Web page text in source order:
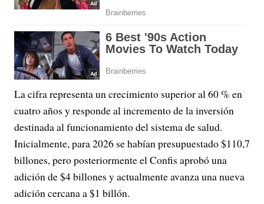
La cifra representa un crecimiento superior al 60 % en
cuatro años y responde al incremento de la inversión
destinada al funcionamiento del sistema de salud.
Inicialmente, para 2026 se habían presupuestado $110,7
billones, pero posteriormente el Confis aprobó una
adición de $4 billones y actualmente avanza una nueva
adición cercana a $1 billón.